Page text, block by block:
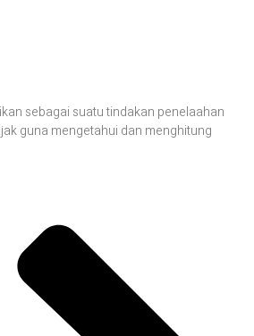
sebagai suatu tindakan penelaahan
guna mengetahui dan menghitung